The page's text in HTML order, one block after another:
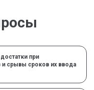
при
и срывы сроков их ввода